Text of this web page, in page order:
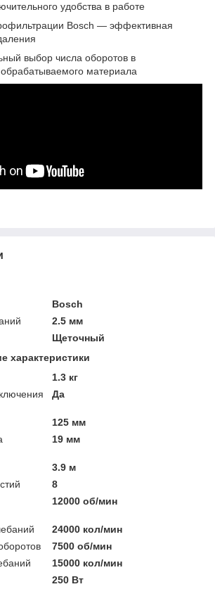
удобства в работе
Bosch — эффективная
выбор числа оборотов в
материала
Bosch
2.5 мм
Щеточный
характеристики
1.3 кг
Да
125 мм
19 мм
3.9 м
8
12000 об/мин
24000 кол/мин
7500 об/мин
15000 кол/мин
250 Вт